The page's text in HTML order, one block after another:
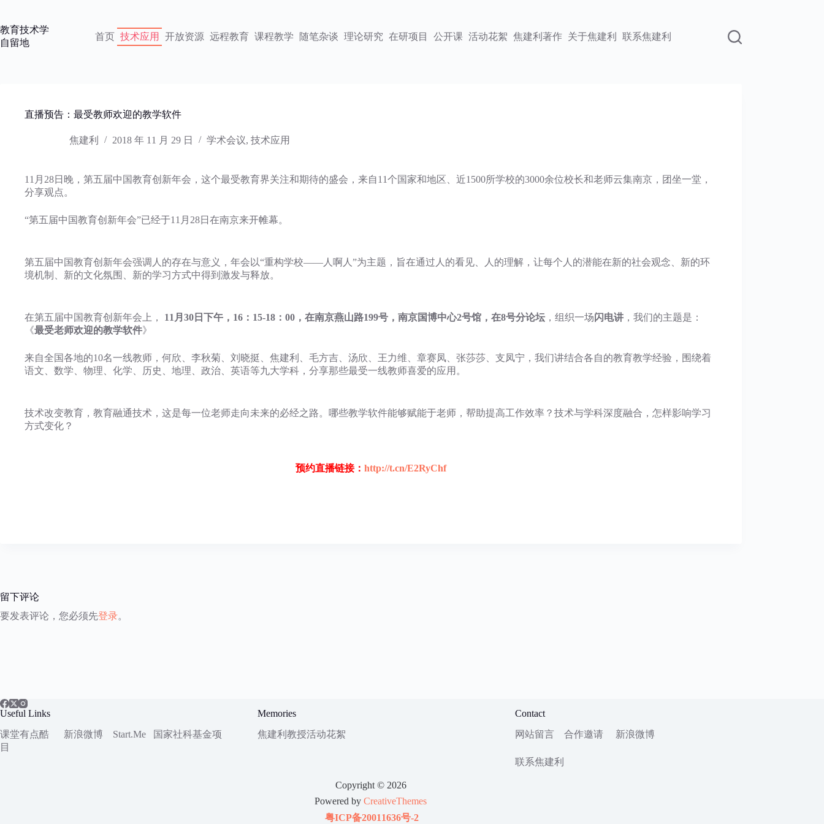
内
容
教育技术学
自留地
首页 技术应用 开放资源 远程教育 课程教学 随笔杂谈 理论研究 在研项目 公开课 活动花絮 焦建利著作 关于焦建利 联系焦建利
直播预告：最受教师欢迎的教学软件
焦建利 2018 年 11 月 29 日 学术会议, 技术应用
11月28日晚，第五届中国教育创新年会，这个最受教育界关注和期待的盛会，来自11个国家和地区、近1500所学校的3000余位校长和老师云集南京，团坐一堂，
分享观点。
“第五届中国教育创新年会”已经于11月28日在南京来开帷幕。
第五届中国教育创新年会强调人的存在与意义，年会以“重构学校——人啊人”为主题，旨在通过人的看见、人的理解，让每个人的潜能在新的社会观念、新的环
境机制、新的文化氛围、新的学习方式中得到激发与释放。
在第五届中国教育创新年会上， 11月30日下午，16：15-18：00，在南京燕山路199号，南京国博中心2号馆，在8号分论坛 ，组织一场闪电讲 ，我们的主题是：
《最受老师欢迎的教学软件》
来自全国各地的10名一线教师，何欣、李秋菊、刘晓挺、焦建利、毛方吉、汤欣、王力维、章赛凤、张莎莎、支凤宁，我们讲结合各自的教育教学经验，围绕着
语文、数学、物理、化学、历史、地理、政治、英语等九大学科，分享那些最受一线教师喜爱的应用。
技术改变教育，教育融通技术，这是每一位老师走向未来的必经之路。哪些教学软件能够赋能于老师，帮助提高工作效率？技术与学科深度融合，怎样影响学习
方式变化？
预约直播链接： http://t.cn/E2RyChf
留下评论
要发表评论，您必须先登录。
Useful Links
课堂有点酷
新浪微博 Start.Me 国家社科基金项
目
Memories
焦建利教授活动花絮
Contact
网站留言
合作邀请 新浪微博
联系焦建利
Copyright © 2026
Powered byCreativeThemes
粤ICP备20011636号-2